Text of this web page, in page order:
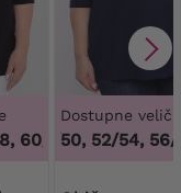
58, 60/62
62 ,48/50, 52/
Dostupne
48/50, 52/54, 56/